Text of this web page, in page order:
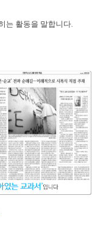
는 활동을 말합니다.